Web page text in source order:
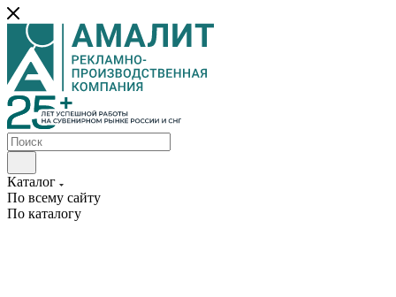
Каталог
По всему сайту
По каталогу